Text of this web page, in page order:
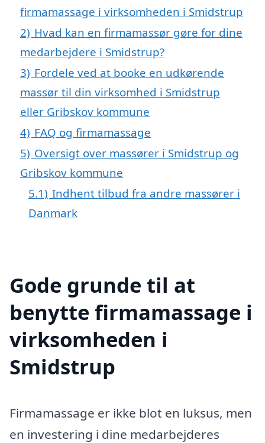
firmamassage i virksomheden i Smidstrup
2) Hvad kan en firmamassør gøre for dine
medarbejdere i Smidstrup?
3) Fordele ved at booke en udkørende
massør til din virksomhed i Smidstrup
eller Gribskov kommune
4) FAQ og firmamassage
5) Oversigt over massører i Smidstrup og
Gribskov kommune
5.1) Indhent tilbud fra andre massører i
Danmark
Gode grunde til at
benytte firmamassage i
virksomheden i
Smidstrup
Firmamassage er ikke blot en luksus, men
en investering i dine medarbejderes